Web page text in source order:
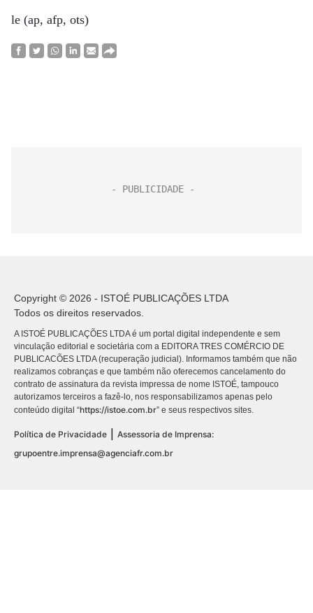
le (ap, afp, ots)
Copyright © 2026 - ISTOÉ PUBLICAÇÕES LTDA
Todos os direitos reservados.
A ISTOÉ PUBLICAÇÕES LTDA é um portal digital independente e sem
vinculação editorial e societária com a EDITORA TRES COMÉRCIO DE
PUBLICACÕES LTDA (recuperação judicial). Informamos também que não
realizamos cobranças e que também não oferecemos cancelamento do
contrato de assinatura da revista impressa de nome ISTOÉ, tampouco
autorizamos terceiros a fazê-lo, nos responsabilizamos apenas pelo
conteúdo digital “https://istoe.com.br” e seus respectivos sites.
Política de Privacidade
Assessoria de Imprensa:
grupoentre.imprensa@agenciafr.com.br